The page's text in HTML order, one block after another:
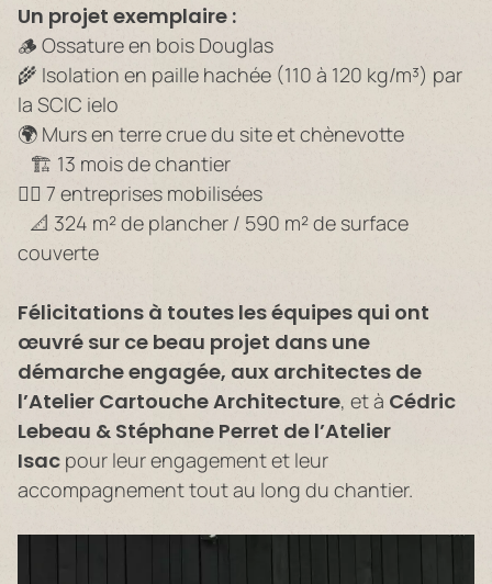
Un projet exemplaire :
🪵 Ossature en bois Douglas
🌾 Isolation en paille hachée (110 à 120 kg/m³) par
la SCIC ielo
🌍 Murs en terre crue du site et chènevotte
🏗️ 13 mois de chantier
👷‍♀️ 7 entreprises mobilisées
📐 324 m² de plancher / 590 m² de surface
couverte
Félicitations à toutes les équipes qui ont
œuvré sur ce beau projet dans une
démarche engagée, aux architectes de
l’Atelier Cartouche Architecture, et à Cédric
Lebeau & Stéphane Perret de l’Atelier
Isac pour leur engagement et leur
accompagnement tout au long du chantier.